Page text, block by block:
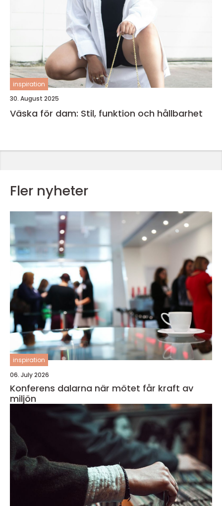
inspiration
30. August 2025
Väska för dam: Stil, funktion och hållbarhet
Fler nyheter
inspiration
06. July 2026
Konferens dalarna när mötet får kraft av
miljön